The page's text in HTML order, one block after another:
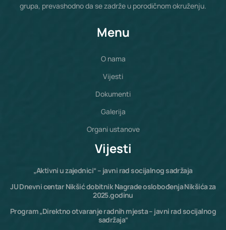
grupa, prevashodno da se zadrže u porodičnom okruženju.
Menu
O nama
Vijesti
Dokumenti
Galerija
Organi ustanove
Vijesti
„Aktivni u zajednici“ – javni rad socijalnog sadržaja
JU Dnevni centar Nikšić dobitnik Nagrade oslobođenja Nikšića za
2025.godinu
Program „Direktno otvaranje radnih mjesta – javni rad socijalnog
sadržaja“